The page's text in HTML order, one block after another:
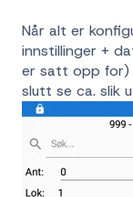
Når alt er
innstillinger +
er satt opp for)
slutt se ca. slik